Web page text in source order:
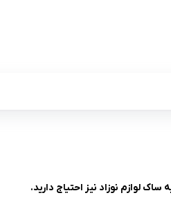
لوازم نوزاد نیز احتیاج دارید.